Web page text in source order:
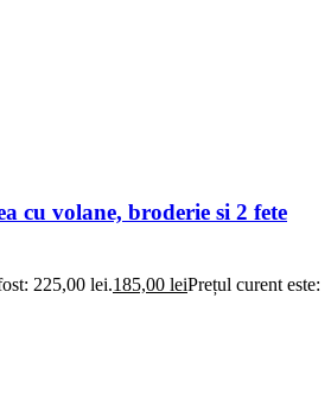
cu volane, broderie si 2 fete
225,00 lei.185,00 leiPrețul curent este: